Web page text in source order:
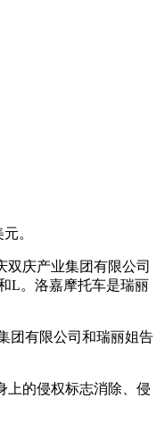
。
庆产业集团有限公司
L。洛嘉摩托车是瑞丽
团有限公司和瑞丽姐告
上的侵权标志消除、侵